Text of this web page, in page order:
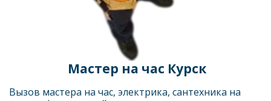
Мастер на час Курск
Вызов мастера на час, электрика, сантехника на